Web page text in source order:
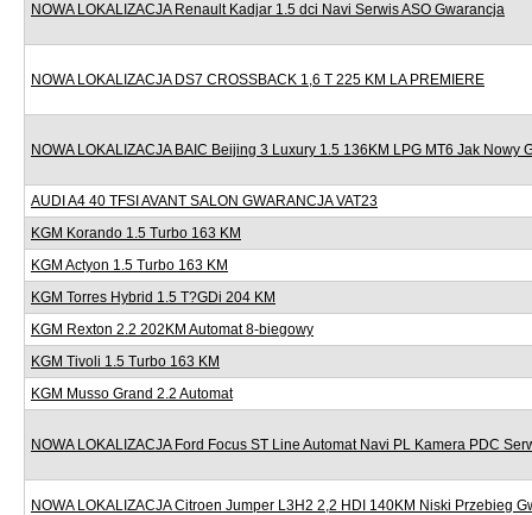
NOWA LOKALIZACJA Renault Kadjar 1.5 dci Navi Serwis ASO Gwarancja
NOWA LOKALIZACJA DS7 CROSSBACK 1,6 T 225 KM LA PREMIERE
NOWA LOKALIZACJA BAIC Beijing 3 Luxury 1.5 136KM LPG MT6 Jak Nowy
AUDI A4 40 TFSI AVANT SALON GWARANCJA VAT23
KGM Korando 1.5 Turbo 163 KM
KGM Actyon 1.5 Turbo 163 KM
KGM Torres Hybrid 1.5 T?GDi 204 KM
KGM Rexton 2.2 202KM Automat 8-biegowy
KGM Tivoli 1.5 Turbo 163 KM
KGM Musso Grand 2.2 Automat
NOWA LOKALIZACJA Ford Focus ST Line Automat Navi PL Kamera PDC
NOWA LOKALIZACJA Citroen Jumper L3H2 2,2 HDI 140KM Niski Przebieg